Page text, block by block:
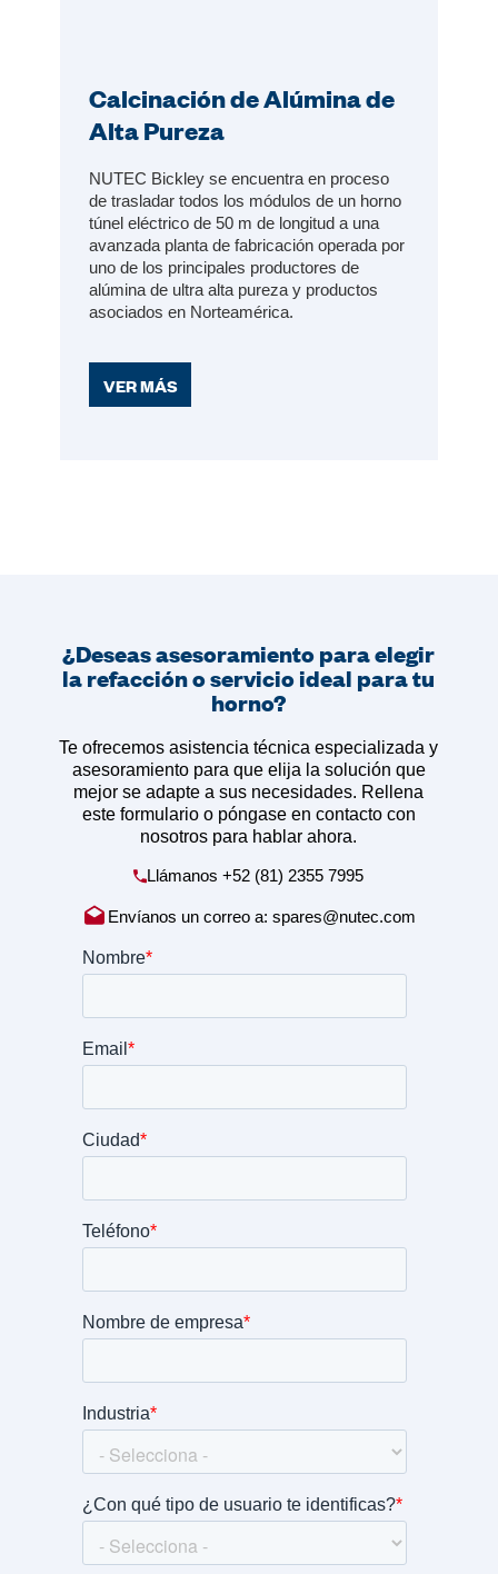
Calcinación de Alúmina de
Alta Pureza
NUTEC Bickley se encuentra en proceso
de trasladar todos los módulos de un horno
túnel eléctrico de 50 m de longitud a una
avanzada planta de fabricación operada por
uno de los principales productores de
alúmina de ultra alta pureza y productos
asociados en Norteamérica.
VER MÁS
¿Deseas asesoramiento para elegir
la refacción o servicio ideal para tu
horno?
Te ofrecemos asistencia técnica especializada y
asesoramiento para que elija la solución que
mejor se adapte a sus necesidades. Rellena
este formulario o póngase en contacto con
nosotros para hablar ahora.
Llámanos+52 (81) 2355 7995
Envíanos un correo a:spares@nutec.com